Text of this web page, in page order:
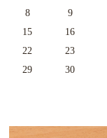
8
9
15
16
22
23
29
30